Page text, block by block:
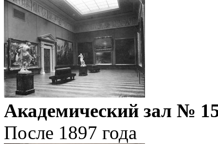
Академический зал №
После 1897 года